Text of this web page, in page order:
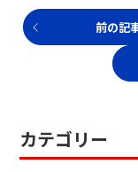
前の記
カテゴリー